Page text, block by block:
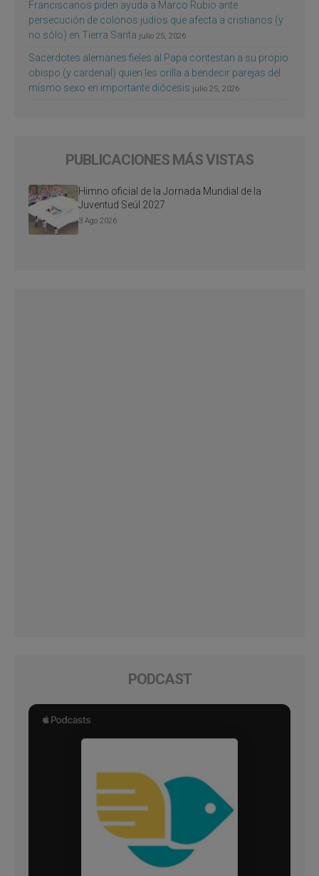
Franciscanos piden ayuda a Marco Rubio ante
persecución de colonos judíos que afecta a cristianos (y
no sólo) en Tierra Santa julio 25, 2026
Sacerdotes alemanes fieles al Papa contestan a su propio
obispo (y cardenal) quien les orilla a bendecir parejas del
mismo sexo en importante diócesis julio 25, 2026
PUBLICACIONES MÁS VISTAS
Himno oficial de la Jornada Mundial de la
Juventud Seúl 2027
3 Ago 2026
PODCAST